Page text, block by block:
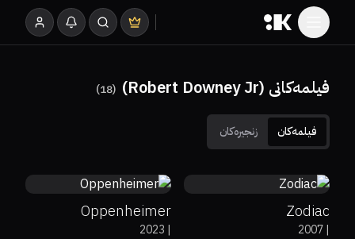
فیلمەکانی (Robert Downey Jr) (
18
)
فیلمەکان زنجیرەکان 7.7
90%
79%
Zodiac
|
2007
Oppenheimer
|
2023
5.8
15%
6.6